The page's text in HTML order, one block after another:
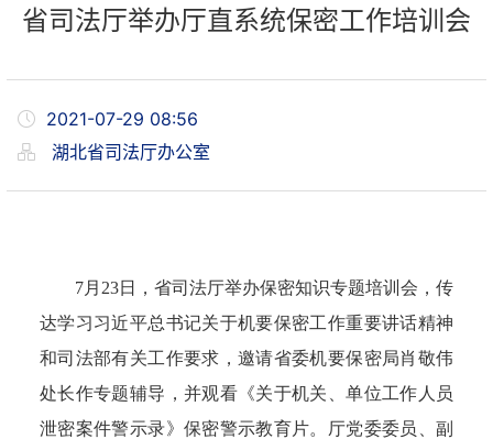
省司法厅举办厅直系统保密工作培训会
2021-07-29 08:56
湖北省司法厅办公室
7月 23日，省司法厅举办保密知识专题培训会，传
达学习习近平总书记关于机要保密工作重要讲话精神
和司法部有关工作要求，邀请省委机要保密局肖敬伟
处长作专题辅导，并观看《关于机关、单位工作人员
泄密案件警示录》保密警示教育片。厅党委委员、副